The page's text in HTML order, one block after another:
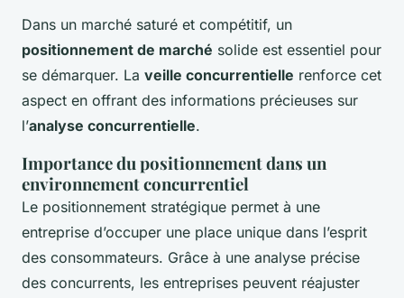
Dans un marché saturé et compétitif, un
positionnement de marché solide est essentiel pour
se démarquer. La veille concurrentielle renforce cet
aspect en offrant des informations précieuses sur
l’analyse concurrentielle.
Importance du positionnement dans un
environnement concurrentiel
Le positionnement stratégique permet à une
entreprise d’occuper une place unique dans l’esprit
des consommateurs. Grâce à une analyse précise
des concurrents, les entreprises peuvent réajuster